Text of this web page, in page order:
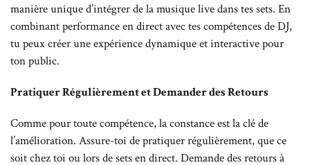
manière unique d’intégrer de la musique live dans tes sets. En
combinant performance en direct avec tes compétences de DJ,
tu peux créer une expérience dynamique et interactive pour
ton public.
Pratiquer Régulièrement et Demander des Retours
Comme pour toute compétence, la constance est la clé de
l’amélioration. Assure-toi de pratiquer régulièrement, que ce
soit chez toi ou lors de sets en direct. Demande des retours à